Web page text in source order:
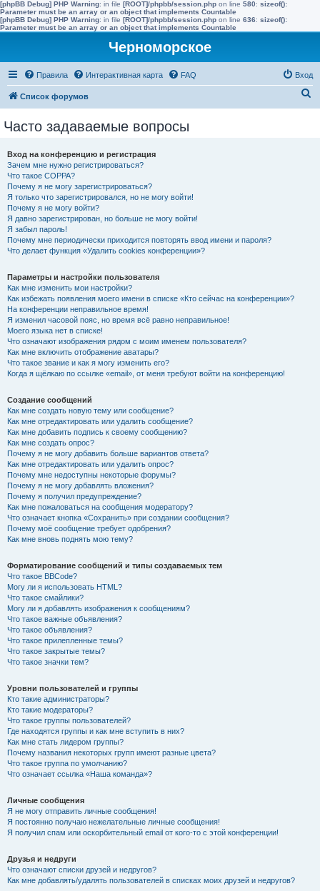
[phpBB Debug] PHP Warning: in file [ROOT]/phpbb/session.php on line 580: sizeof():
Parameter must be an array or an object that implements Countable
[phpBB Debug] PHP Warning: in file [ROOT]/phpbb/session.php on line 636: sizeof():
Parameter must be an array or an object that implements Countable
Черноморское
Правила Интерактивная карта FAQ Вход
Список форумов
Часто задаваемые вопросы
Вход на конференцию и регистрация
Зачем мне нужно регистрироваться?
Что такое COPPA?
Почему я не могу зарегистрироваться?
Я только что зарегистрировался, но не могу войти!
Почему я не могу войти?
Я давно зарегистрирован, но больше не могу войти!
Я забыл пароль!
Почему мне периодически приходится повторять ввод имени и пароля?
Что делает функция «Удалить cookies конференции»?
Параметры и настройки пользователя
Как мне изменить мои настройки?
Как избежать появления моего имени в списке «Кто сейчас на конференции»?
На конференции неправильное время!
Я изменил часовой пояс, но время всё равно неправильное!
Моего языка нет в списке!
Что означают изображения рядом с моим именем пользователя?
Как мне включить отображение аватары?
Что такое звание и как я могу изменить его?
Когда я щёлкаю по ссылке «email», от меня требуют войти на конференцию!
Создание сообщений
Как мне создать новую тему или сообщение?
Как мне отредактировать или удалить сообщение?
Как мне добавить подпись к своему сообщению?
Как мне создать опрос?
Почему я не могу добавить больше вариантов ответа?
Как мне отредактировать или удалить опрос?
Почему мне недоступны некоторые форумы?
Почему я не могу добавлять вложения?
Почему я получил предупреждение?
Как мне пожаловаться на сообщения модератору?
Что означает кнопка «Сохранить» при создании сообщения?
Почему моё сообщение требует одобрения?
Как мне вновь поднять мою тему?
Форматирование сообщений и типы создаваемых тем
Что такое BBCode?
Могу ли я использовать HTML?
Что такое смайлики?
Могу ли я добавлять изображения к сообщениям?
Что такое важные объявления?
Что такое объявления?
Что такое прилепленные темы?
Что такое закрытые темы?
Что такое значки тем?
Уровни пользователей и группы
Кто такие администраторы?
Кто такие модераторы?
Что такое группы пользователей?
Где находятся группы и как мне вступить в них?
Как мне стать лидером группы?
Почему названия некоторых групп имеют разные цвета?
Что такое группа по умолчанию?
Что означает ссылка «Наша команда»?
Личные сообщения
Я не могу отправить личные сообщения!
Я постоянно получаю нежелательные личные сообщения!
Я получил спам или оскорбительный email от кого-то с этой конференции!
Друзья и недруги
Что означают списки друзей и недругов?
Как мне добавлять/удалять пользователей в списках моих друзей и недругов?